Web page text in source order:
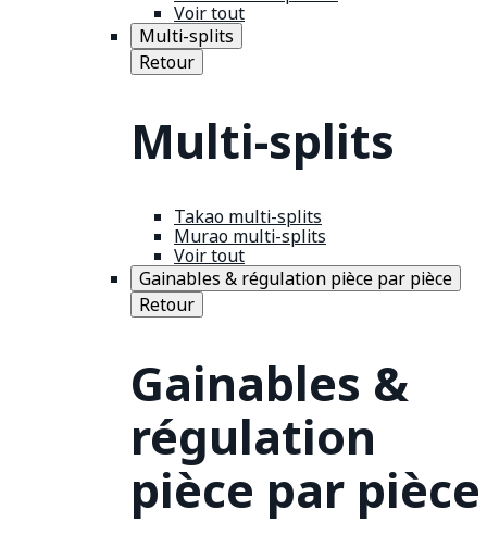
Voir tout
Multi-splits
Retour
Multi-splits
Takao multi-splits
Murao multi-splits
Voir tout
Gainables & régulation pièce par pièce
Retour
Gainables &
régulation
pièce par pièce